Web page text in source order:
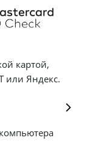
картой,
или Яндекс.